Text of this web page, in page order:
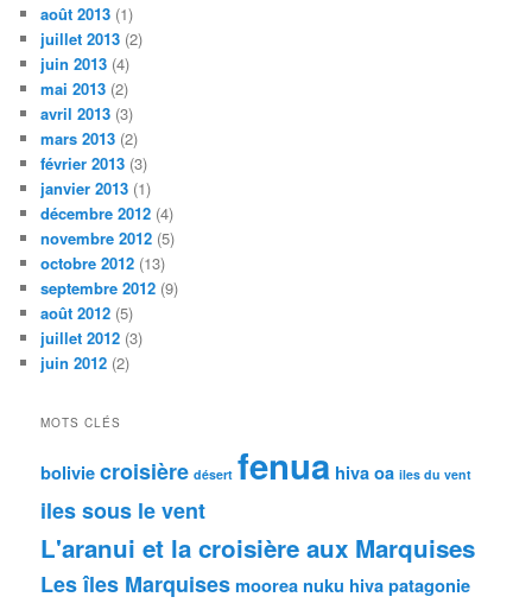
août 2013 (1)
juillet 2013 (2)
juin 2013 (4)
mai 2013 (2)
avril 2013 (3)
mars 2013 (2)
février 2013 (3)
janvier 2013 (1)
décembre 2012 (4)
novembre 2012 (5)
octobre 2012 (13)
septembre 2012 (9)
août 2012 (5)
juillet 2012 (3)
juin 2012 (2)
MOTS CLÉS
boliviecroisière désert fenua hiva oa iles du vent
iles sous le vent
L'aranui et la croisière aux Marquises
Les îles Marquisesmoorea nuku hivapatagonie